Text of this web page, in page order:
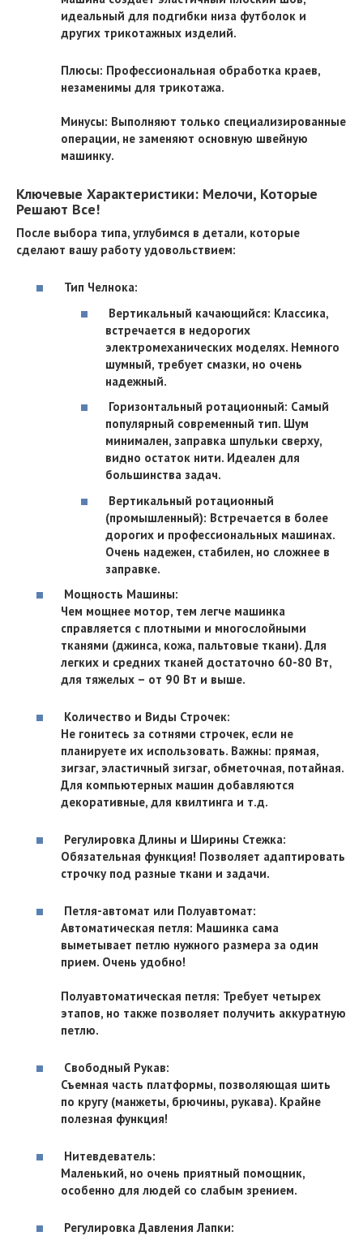
идеальный для подгибки низа футболок и
других трикотажных изделий.
Плюсы: Профессиональная обработка краев,
незаменимы для трикотажа.
Минусы: Выполняют только специализированные
операции, не заменяют основную швейную
машинку.
Ключевые Характеристики: Мелочи, Которые
Решают Все!
После выбора типа, углубимся в детали, которые
сделают вашу работу удовольствием:
Тип Челнока:
Вертикальный качающийся: Классика,
встречается в недорогих
электромеханических моделях. Немного
шумный, требует смазки, но очень
надежный.
Горизонтальный ротационный: Самый
популярный современный тип. Шум
минимален, заправка шпульки сверху,
видно остаток нити. Идеален для
большинства задач.
Вертикальный ротационный
(промышленный): Встречается в более
дорогих и профессиональных машинах.
Очень надежен, стабилен, но сложнее в
заправке.
Мощность Машины:
Чем мощнее мотор, тем легче машинка
справляется с плотными и многослойными
тканями (джинса, кожа, пальтовые ткани). Для
легких и средних тканей достаточно 60-80 Вт,
для тяжелых – от 90 Вт и выше.
Количество и Виды Строчек:
Не гонитесь за сотнями строчек, если не
планируете их использовать. Важны: прямая,
зигзаг, эластичный зигзаг, обметочная, потайная.
Для компьютерных машин добавляются
декоративные, для квилтинга и т.д.
Регулировка Длины и Ширины Стежка:
Обязательная функция! Позволяет адаптировать
строчку под разные ткани и задачи.
Петля-автомат или Полуавтомат:
Автоматическая петля: Машинка сама
выметывает петлю нужного размера за один
прием. Очень удобно!
Полуавтоматическая петля: Требует четырех
этапов, но также позволяет получить аккуратную
петлю.
Свободный Рукав:
Съемная часть платформы, позволяющая шить
по кругу (манжеты, брючины, рукава). Крайне
полезная функция!
Нитевдеватель:
Маленький, но очень приятный помощник,
особенно для людей со слабым зрением.
Регулировка Давления Лапки: